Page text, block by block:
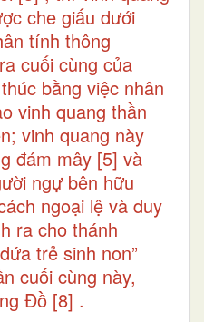
che giấu dưới
tính thông
cuối cùng của
bằng việc nhân
vinh quang thần
vinh quang này
đám mây [5] và
ngự bên hữu
ngoại lệ và duy
ra cho thánh
trẻ sinh non”
cuối cùng này,
Đồ [8] .